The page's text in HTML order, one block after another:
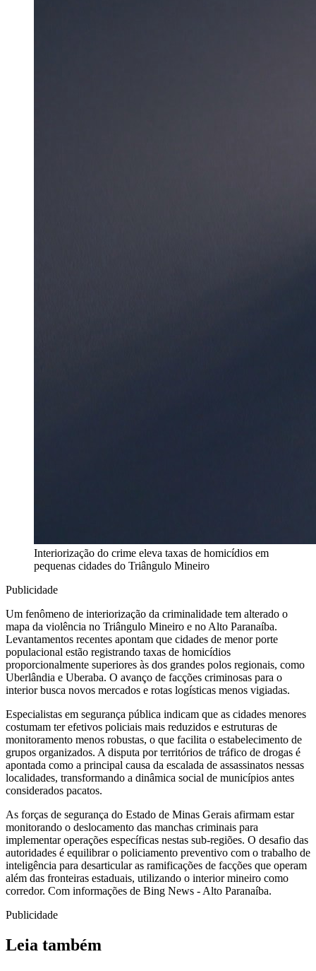
Interiorização do crime eleva taxas de homicídios em
pequenas cidades do Triângulo Mineiro
Publicidade
Um fenômeno de interiorização da criminalidade tem alterado o
mapa da violência no Triângulo Mineiro e no Alto Paranaíba.
Levantamentos recentes apontam que cidades de menor porte
populacional estão registrando taxas de homicídios
proporcionalmente superiores às dos grandes polos regionais, como
Uberlândia e Uberaba. O avanço de facções criminosas para o
interior busca novos mercados e rotas logísticas menos vigiadas.
Especialistas em segurança pública indicam que as cidades menores
costumam ter efetivos policiais mais reduzidos e estruturas de
monitoramento menos robustas, o que facilita o estabelecimento de
grupos organizados. A disputa por territórios de tráfico de drogas é
apontada como a principal causa da escalada de assassinatos nessas
localidades, transformando a dinâmica social de municípios antes
considerados pacatos.
As forças de segurança do Estado de Minas Gerais afirmam estar
monitorando o deslocamento das manchas criminais para
implementar operações específicas nestas sub-regiões. O desafio das
autoridades é equilibrar o policiamento preventivo com o trabalho de
inteligência para desarticular as ramificações de facções que operam
além das fronteiras estaduais, utilizando o interior mineiro como
corredor. Com informações de Bing News - Alto Paranaíba.
Publicidade
Leia também